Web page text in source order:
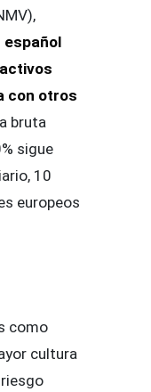
español
con otros
bruta
sigue
10
europeos
como
cultura